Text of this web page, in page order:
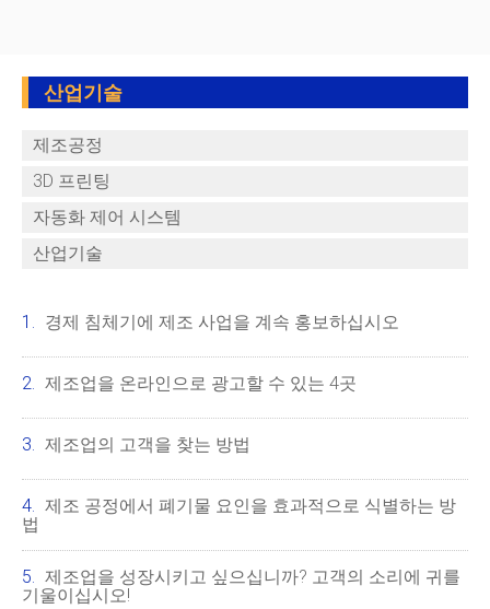
산업기술
제조공정
3D 프린팅
자동화 제어 시스템
산업기술
경제 침체기에 제조 사업을 계속 홍보하십시오
제조업을 온라인으로 광고할 수 있는 4곳
제조업의 고객을 찾는 방법
제조 공정에서 폐기물 요인을 효과적으로 식별하는 방
법
제조업을 성장시키고 싶으십니까? 고객의 소리에 귀를
기울이십시오!